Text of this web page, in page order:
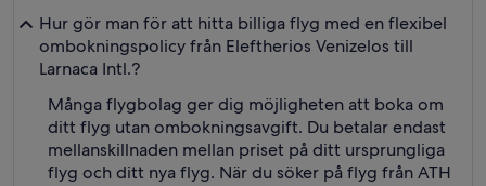
Hur gör man för att hitta billiga flyg med en flexibel
ombokningspolicy från Eleftherios Venizelos till
Larnaca Intl.?
Många flygbolag ger dig möjligheten att boka om
ditt flyg utan ombokningsavgift. Du betalar endast
mellanskillnaden mellan priset på ditt ursprungliga
flyg och ditt nya flyg. När du söker på flyg från ATH